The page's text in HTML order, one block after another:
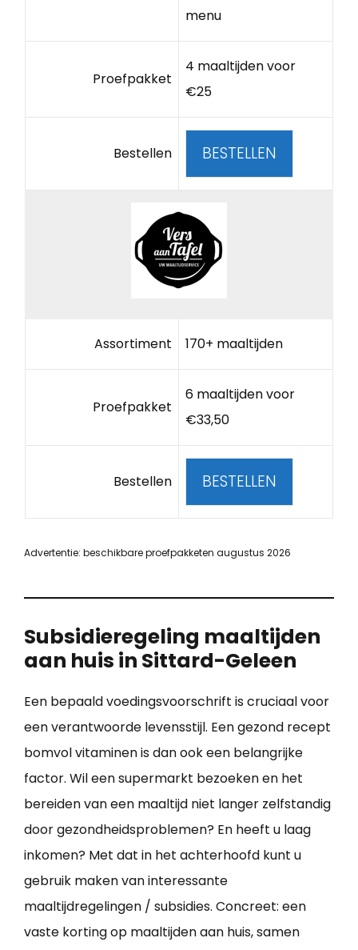
menu
Proefpakket
4 maaltijden voor
€25
Bestellen BESTELLEN
Assortiment 170+ maaltijden
Proefpakket
6 maaltijden voor
€33,50
Bestellen BESTELLEN
Advertentie: beschikbare proefpakketen augustus 2026
Subsidieregeling maaltijden
aan huis in Sittard-Geleen
Een bepaald voedingsvoorschrift is cruciaal voor
een verantwoorde levensstijl. Een gezond recept
bomvol vitaminen is dan ook een belangrijke
factor. Wil een supermarkt bezoeken en het
bereiden van een maaltijd niet langer zelfstandig
door gezondheidsproblemen? En heeft u laag
inkomen? Met dat in het achterhoofd kunt u
gebruik maken van interessante
maaltijdregelingen / subsidies. Concreet: een
vaste korting op maaltijden aan huis, samen